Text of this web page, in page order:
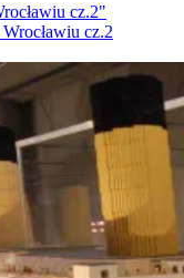
cz.2"
cz.2